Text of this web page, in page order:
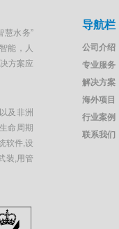
慧水务”
能，人
方案应
及非洲
命周期
软件,设
装,用管
导航栏
公司介绍
专业服务
解决方案
海外项目
行业案例
联系我们